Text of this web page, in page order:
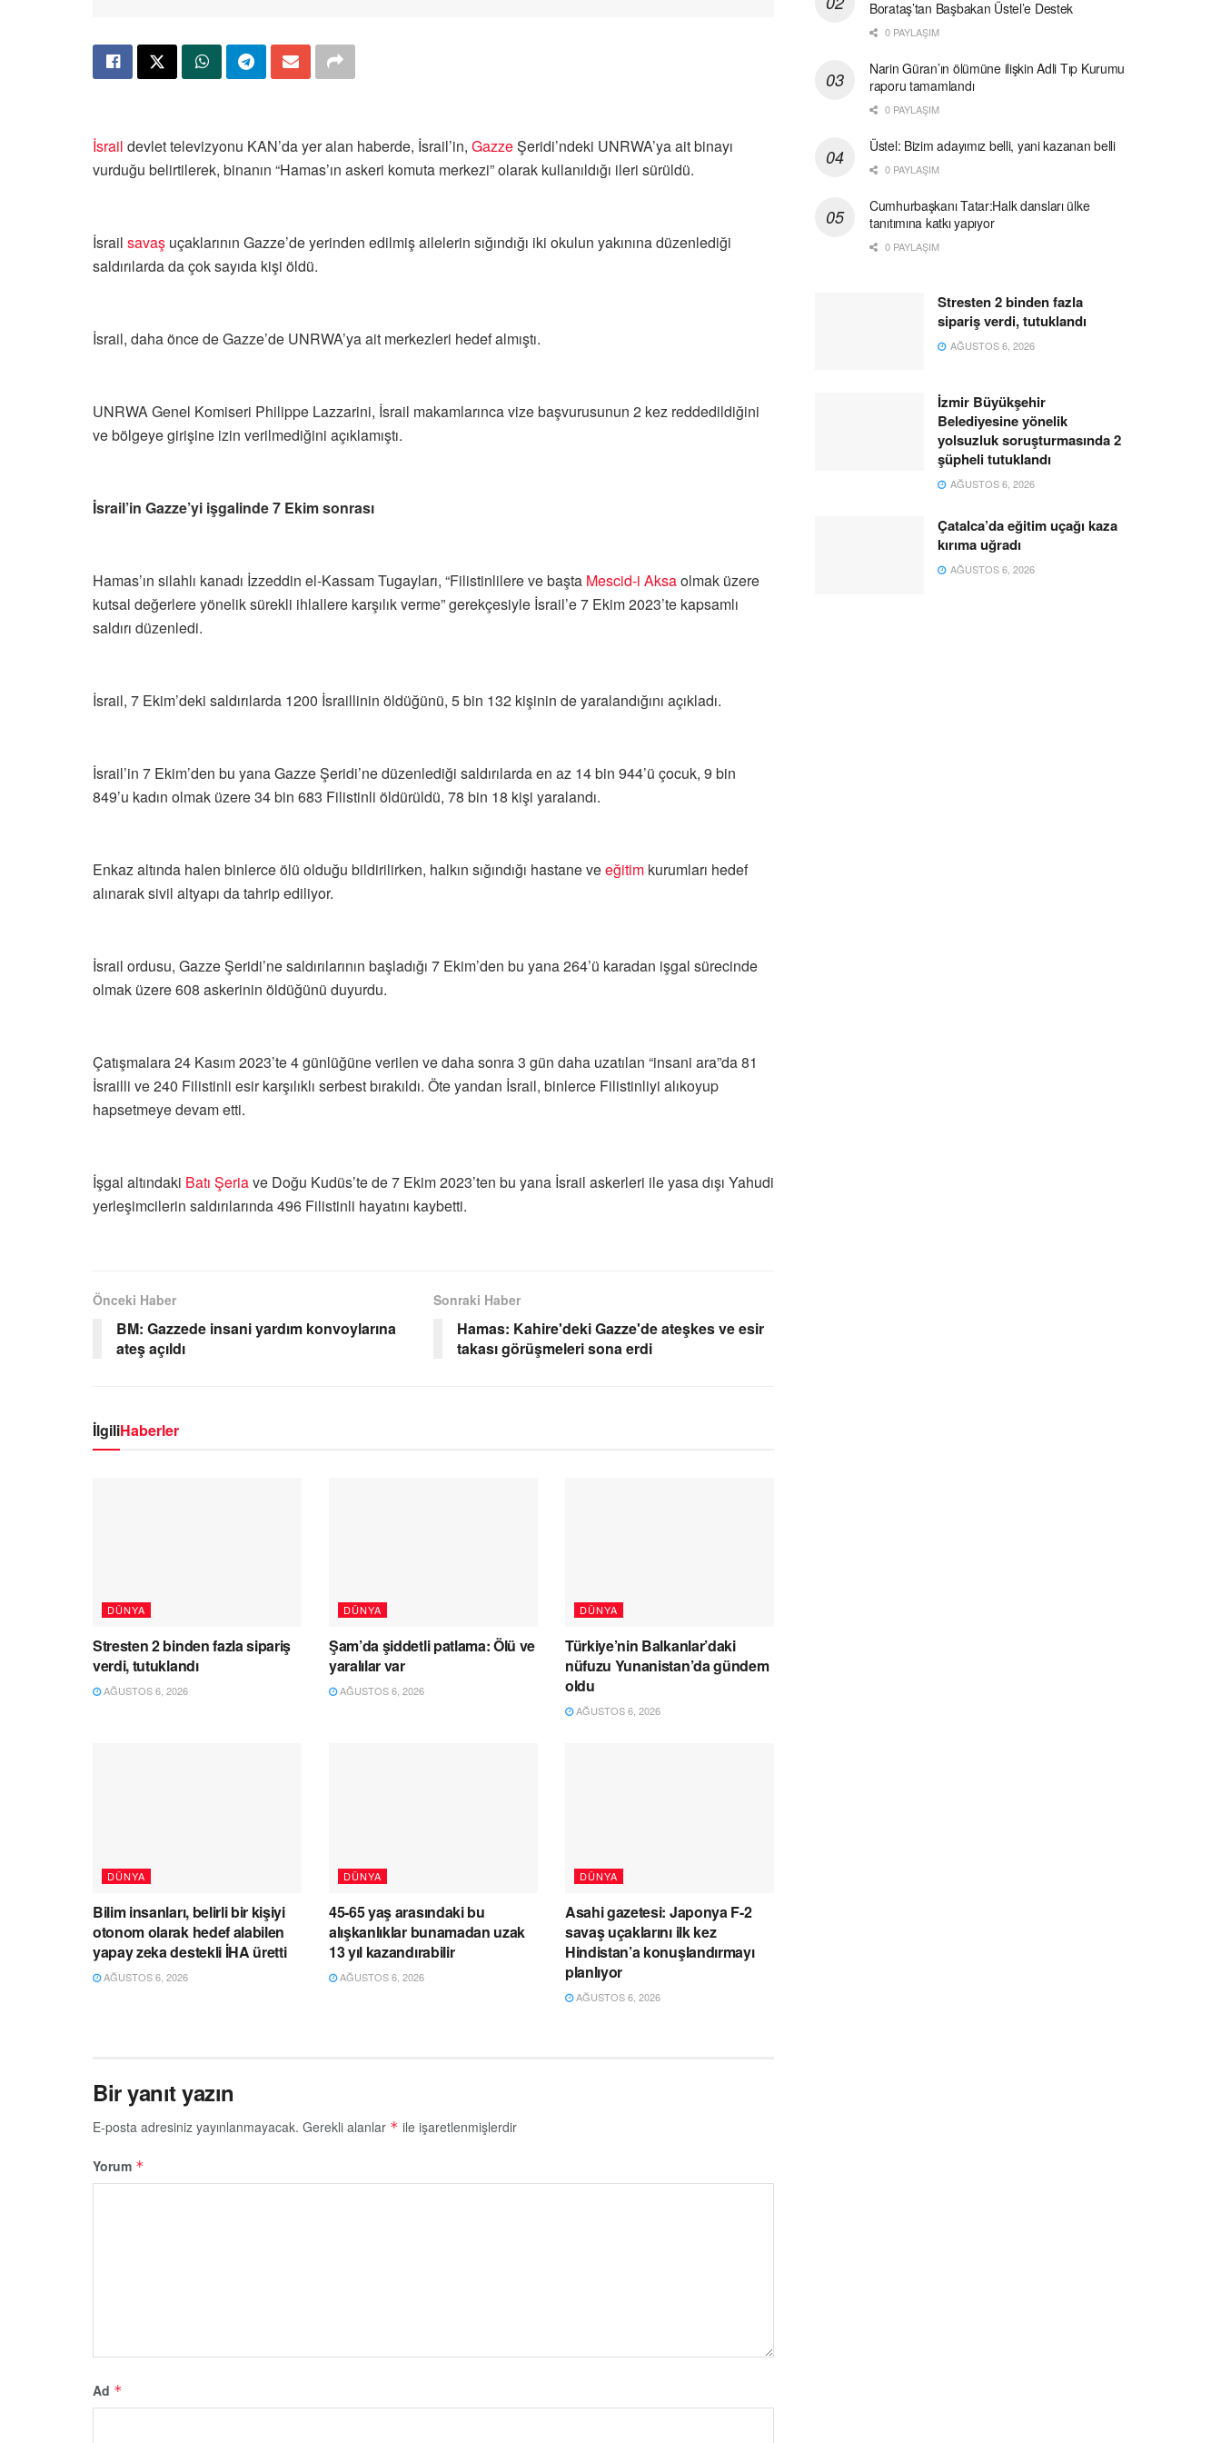
İsrail devlet televizyonu KAN’da yer alan haberde, İsrail’in, GazzeŞeridi’ndeki UNRWA’ya ait binayı
vurduğu belirtilerek, binanın “Hamas’ın askeri komuta merkezi” olarak kullanıldığı ileri sürüldü.
İsrail savaş uçaklarının Gazze’de yerinden edilmiş ailelerin sığındığı iki okulun yakınına düzenlediği
saldırılarda da çok sayıda kişi öldü.
İsrail, daha önce de Gazze’de UNRWA’ya ait merkezleri hedef almıştı.
UNRWA Genel Komiseri Philippe Lazzarini, İsrail makamlarınca vize başvurusunun 2 kez reddedildiğini
ve bölgeye girişine izin verilmediğini açıklamıştı.
İsrail’in Gazze’yi işgalinde 7 Ekim sonrası
Hamas’ın silahlı kanadı İzzeddin el-Kassam Tugayları, “Filistinlilere ve başta Mescid-i Aksaolmak üzere
kutsal değerlere yönelik sürekli ihlallere karşılık verme” gerekçesiyle İsrail’e 7 Ekim 2023’te kapsamlı
saldırı düzenledi.
İsrail, 7 Ekim’deki saldırılarda 1200 İsraillinin öldüğünü, 5 bin 132 kişinin de yaralandığını açıkladı.
İsrail’in 7 Ekim’den bu yana Gazze Şeridi’ne düzenlediği saldırılarda en az 14 bin 944’ü çocuk, 9 bin
849’u kadın olmak üzere 34 bin 683 Filistinli öldürüldü, 78 bin 18 kişi yaralandı.
Enkaz altında halen binlerce ölü olduğu bildirilirken, halkın sığındığı hastane veeğitim kurumları hedef
alınarak sivil altyapı da tahrip ediliyor.
İsrail ordusu, Gazze Şeridi’ne saldırılarının başladığı 7 Ekim’den bu yana 264’ü karadan işgal sürecinde
olmak üzere 608 askerinin öldüğünü duyurdu.
Çatışmalara 24 Kasım 2023’te 4 günlüğüne verilen ve daha sonra 3 gün daha uzatılan “insani ara”da 81
İsrailli ve 240 Filistinli esir karşılıklı serbest bırakıldı. Öte yandan İsrail, binlerce Filistinliyi alıkoyup
hapsetmeye devam etti.
İşgal altındaki Batı Şeriave Doğu Kudüs’te de 7 Ekim 2023’ten bu yana İsrail askerleri ile yasa dışı Yahudi
yerleşimcilerin saldırılarında 496 Filistinli hayatını kaybetti.
Önceki Haber
BM: Gazzede insani yardım konvoylarına
ateş açıldı
Sonraki Haber
Hamas: Kahire'deki Gazze'de ateşkes ve esir
takası görüşmeleri sona erdi
İlgiliHaberler
DÜNYA
Stresten 2 binden fazla sipariş
verdi, tutuklandı
AĞUSTOS 6, 2026
DÜNYA
Şam’da şiddetli patlama: Ölü ve
yaralılar var
AĞUSTOS 6, 2026
DÜNYA
Türkiye’nin Balkanlar’daki
nüfuzu Yunanistan’da gündem
oldu
AĞUSTOS 6, 2026
DÜNYA
Bilim insanları, belirli bir kişiyi
otonom olarak hedef alabilen
yapay zeka destekli İHA üretti
AĞUSTOS 6, 2026
DÜNYA
45-65 yaş arasındaki bu
alışkanlıklar bunamadan uzak
13 yıl kazandırabilir
AĞUSTOS 6, 2026
DÜNYA
Asahi gazetesi: Japonya F-2
savaş uçaklarını ilk kez
Hindistan’a konuşlandırmayı
planlıyor
AĞUSTOS 6, 2026
Bir yanıt yazın
E-posta adresiniz yayınlanmayacak. Gerekli alanlar * ile işaretlenmişlerdir
Yorum *
Ad *
Borataş’tan Başbakan Üstel’e Destek
0 PAYLAŞIM
Narin Güran’ın ölümüne ilişkin Adli Tıp Kurumu
raporu tamamlandı
0 PAYLAŞIM
Üstel: Bizim adayımız belli, yani kazanan belli
0 PAYLAŞIM
Cumhurbaşkanı Tatar:Halk dansları ülke
tanıtımına katkı yapıyor
0 PAYLAŞIM
Stresten 2 binden fazla
sipariş verdi, tutuklandı
AĞUSTOS 6, 2026
İzmir Büyükşehir
Belediyesine yönelik
yolsuzluk soruşturmasında 2
şüpheli tutuklandı
AĞUSTOS 6, 2026
Çatalca’da eğitim uçağı kaza
kırıma uğradı
AĞUSTOS 6, 2026